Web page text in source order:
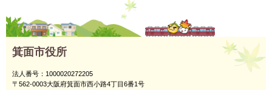
箕面市役所
法人番号：1000020272205
〒562-0003大阪府箕面市西小路4丁目6番1号